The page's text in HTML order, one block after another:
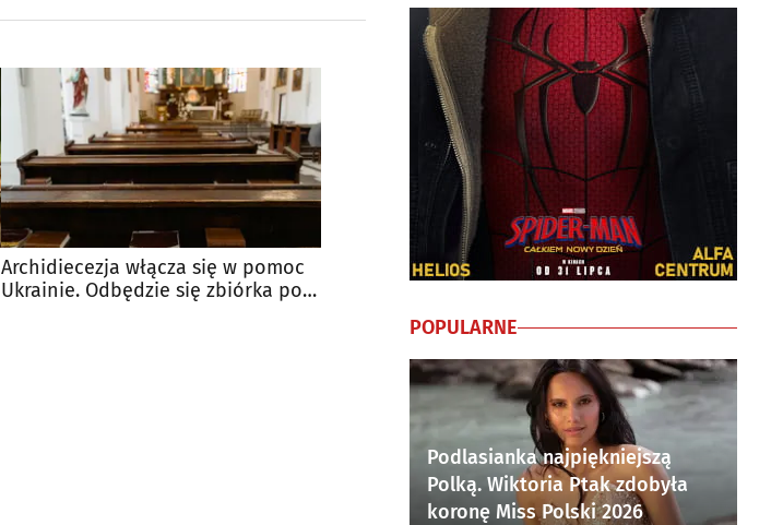
Archidiecezja włącza się w pomoc
Ukrainie. Odbędzie się zbiórka po
POPULARNE
Podlasianka najpiękniejszą
Polką. Wiktoria Ptak zdobyła
koronę Miss Polski 2026